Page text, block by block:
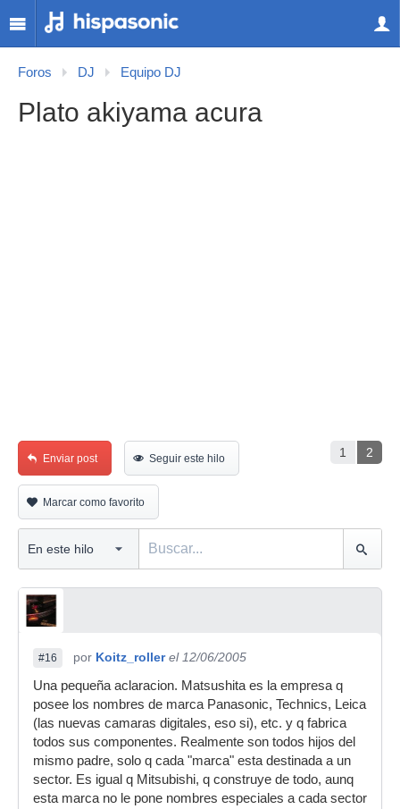
Foros DJ Equipo DJ
Plato akiyama acura
1 2
Enviar post Seguir este hilo
Marcar como favorito
#16 por Koitz_roller el 12/06/2005
Una pequeña aclaracion. Matsushita es la empresa q
posee los nombres de marca Panasonic, Technics, Leica
(las nuevas camaras digitales, eso si), etc. y q fabrica
todos sus componentes. Realmente son todos hijos del
mismo padre, solo q cada "marca" esta destinada a un
sector. Es igual q Mitsubishi, q construye de todo, aunq
esta marca no le pone nombres especiales a cada sector